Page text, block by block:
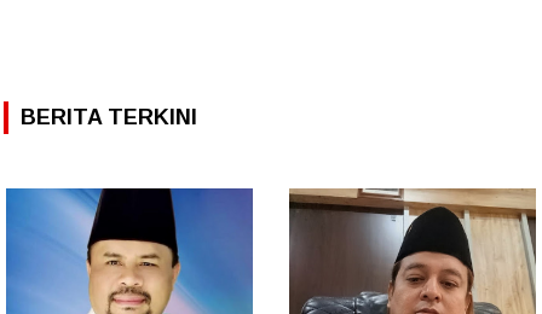
BERITA TERKINI